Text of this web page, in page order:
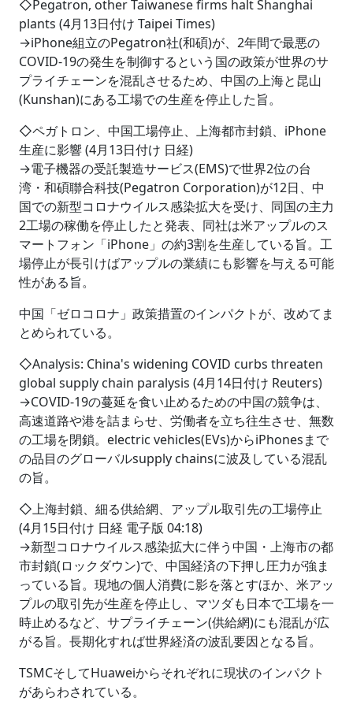
◇Pegatron, other Taiwanese firms halt Shanghai
plants (4月13日付け Taipei Times)
→iPhone組立のPegatron社(和碩)が、2年間で最悪の
COVID-19の発生を制御するという国の政策が世界のサ
プライチェーンを混乱させるため、中国の上海と昆山
(Kunshan)にある工場での生産を停止した旨。
◇ペガトロン、中国工場停止、上海都市封鎖、iPhone
生産に影響 (4月13日付け 日経)
→電子機器の受託製造サービス(EMS)で世界2位の台
湾・和碩聯合科技(Pegatron Corporation)が12日、中
国での新型コロナウイルス感染拡大を受け、同国の主力
2工場の稼働を停止したと発表、同社は米アップルのス
マートフォン「iPhone」の約3割を生産している旨。工
場停止が長引けばアップルの業績にも影響を与える可能
性がある旨。
中国「ゼロコロナ」政策措置のインパクトが、改めてま
とめられている。
◇Analysis: China's widening COVID curbs threaten
global supply chain paralysis (4月14日付け Reuters)
→COVID-19の蔓延を食い止めるための中国の競争は、
高速道路や港を詰まらせ、労働者を立ち往生させ、無数
の工場を閉鎖。electric vehicles(EVs)からiPhonesまで
の品目のグローバルsupply chainsに波及している混乱
の旨。
◇上海封鎖、細る供給網、アップル取引先の工場停止
(4月15日付け 日経 電子版 04:18)
→新型コロナウイルス感染拡大に伴う中国・上海市の都
市封鎖(ロックダウン)で、中国経済の下押し圧力が強ま
っている旨。現地の個人消費に影を落とすほか、米アッ
プルの取引先が生産を停止し、マツダも日本で工場を一
時止めるなど、サプライチェーン(供給網)にも混乱が広
がる旨。長期化すれば世界経済の波乱要因となる旨。
TSMCそしてHuaweiからそれぞれに現状のインパクト
があらわされている。